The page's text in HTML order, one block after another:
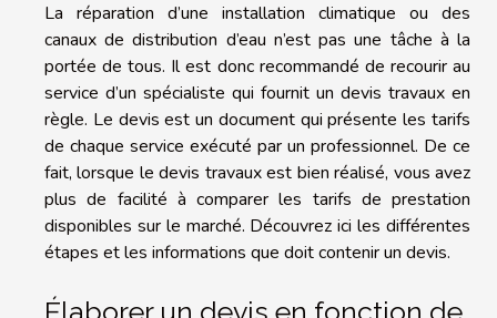
La réparation d’une installation climatique ou des
canaux de distribution d’eau n’est pas une tâche à la
portée de tous. Il est donc recommandé de recourir au
service d’un spécialiste qui fournit un devis travaux en
règle. Le devis est un document qui présente les tarifs
de chaque service exécuté par un professionnel. De ce
fait, lorsque le devis travaux est bien réalisé, vous avez
plus de facilité à comparer les tarifs de prestation
disponibles sur le marché. Découvrez ici les différentes
étapes et les informations que doit contenir un devis.
Élaborer un devis en fonction de